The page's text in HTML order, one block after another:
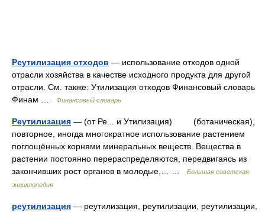
Реутилизация отходов — использование отходов одной
отрасли хозяйства в качестве исходного продукта для другой
отрасли. См. также: Утилизация отходов Финансовый словарь
Финам …
Финансовый словарь
Реутилизация — (от Ре... и Утилизация) (ботаническая),
повторное, иногда многократное использование растением
поглощённых корнями минеральных веществ. Вещества в
растении постоянно перераспределяются, передвигаясь из
закончивших рост органов в молодые,… …
Большая советская
энциклопедия
реутилизация — реутилизация, реутилизации, реутилизации,